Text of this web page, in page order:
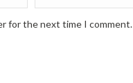
for the next time I comment.